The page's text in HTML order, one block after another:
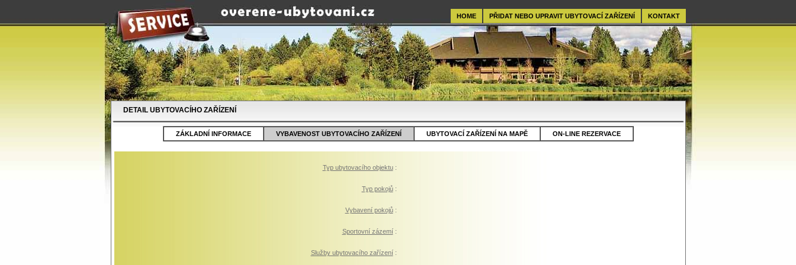
KONTAKT
PŘIDAT NEBO UPRAVIT UBYTOVACÍ ZAŘÍZENÍ
HOME
DETAIL UBYTOVACÍHO ZAŘÍZENÍ
ZÁKLADNÍ INFORMACE VYBAVENOST UBYTOVACÍHO ZAŘÍZENÍ UBYTOVACÍ ZAŘÍZENÍ NA MAPĚ ON-LINE REZERVACE
Typ ubytovacího objektu:
Typ pokojů:
Vybavení pokojů:
Sportovní zázemí:
Služby ubytovacího zařízení: